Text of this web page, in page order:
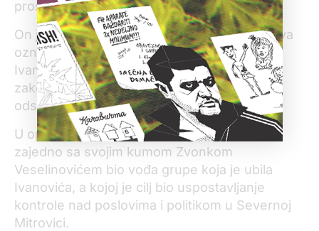
prošao.
On je, međutim, u istrazi kosovskog tužilaštva
označen kao organizator grupe koja je ubila
Ivanovića, ali nije optužen pošto tamošnji
zakoni ne predviđaju vođenje postupka u
odsustvu.
U opisu događaja navodi se da je Radoičić
zajedno sa svojim kumom Zvonkom
Veselinovićem bio vođa grupe koja je ubila
Ivanovića, a kojoj je cilj bio uspostavljanje
kontrole nad poslovima i politikom u Severnoj
Mitrovici.